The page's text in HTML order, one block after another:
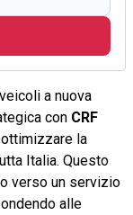
a nuova
con CRF
la
Italia. Questo
verso un servizio
alle